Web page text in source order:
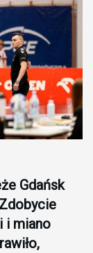
Gdańsk
i miano